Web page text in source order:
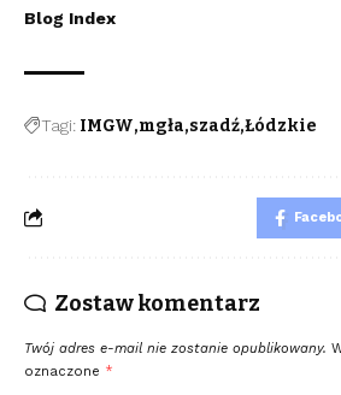
Blog Index
Tagi: IMGW mgła szadź Łódzkie
Zostaw komentarz
Twój adres e-mail nie zostanie opublikowany.
oznaczone *